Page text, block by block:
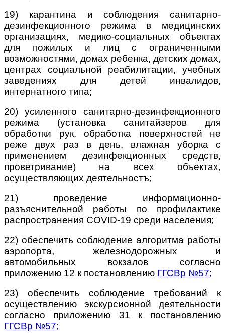
19) карантина и соблюдения санитарно-
дезинфекционного режима в медицинских
организациях, медико-социальных объектах
для пожилых и лиц с ограниченными
возможностями, домах ребенка, детских домах,
центрах социальной реабилитации, учебных
заведениях для детей инвалидов,
интернатного типа;
20) усиленного санитарно-дезинфекционного
режима (установка санитайзеров для
обработки рук, обработка поверхностей не
реже двух раз в день, влажная уборка с
применением дезинфекционных средств,
проветривание) на всех объектах,
осуществляющих деятельностъ;
21) проведение информационно-
разъяснительной работы по профилактике
распространения COVID-19 среди населения;
22) обеспечить соблюдение алгоритма работы
аэропорта, железнодорожных и
автомобильных вокзалов согласно
приложению 12 к постановлению ГГСВр №57;
23) обеспечить соблюдение требований к
осуществлению экскурсионной деятельности
согласно приложению 31 к постановлению
ГГСВр №57;